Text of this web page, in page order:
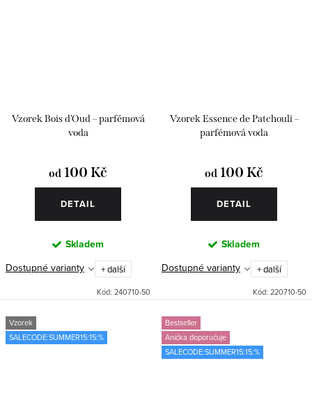
Vzorek Bois d’Oud – parfémová
voda
od 100 Kč
DETAIL
Skladem
Dostupné varianty
+ další
Kód: 240710-50
Vzorek Essence de Patchouli –
parfémová voda
od 100 Kč
DETAIL
Skladem
Dostupné varianty
+ další
Kód: 220710-50
Vzorek
SALECODE:SUMMER15:15:%
Bestseller
Anička doporučuje
SALECODE:SUMMER15:15:%